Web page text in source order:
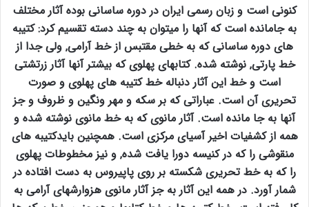
کنونی است و زبان رسمی ایران در دوره ساسانی بوده آثار مختلف
به جامانده است که آنها را میتوان به چند دسته تقسیم کرد: کتیبه
های دوره ساسانی که به خطی مقتبس از خط آرامی‚ ولی جدا از
خط پارتی‚ نوشته شده. کتابهای پهلوی که بیشتر آنها آثار زرتشتی
است و خط این آثار دنباله خط کتیبه های پهلوی و صورت
تحریری آن است. عباراتی که بر سکه و مهر ونگین و ظروف و جز
آنها به جا مانده است. آثار مانوی که به خط مانوی نوشته شده و
همه از کشفیات اخیر آسیای مرکزی است. همچنین بایدکتیبه های
منقوشی را که در کنیسه دورا یافت شده‚ و نیز مخطوطات پهلوی
را که به خط تحریری شکسته بر روی پاپیروس به دست افتاده در
شمار آورد. در همه این آثار به جز آثار مانوی هزوارشهای آرامی به